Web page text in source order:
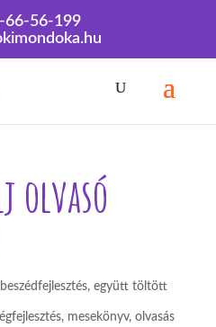
66-56-199
gyermeket?
olvasó
beszédfejlesztés, együtt töltött
, mesekönyv, olvasás